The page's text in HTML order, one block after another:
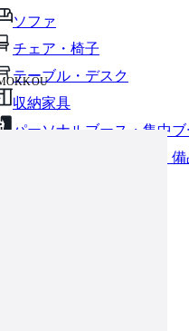
ソファ
チェア・椅子
テーブル・デスク
収納家具
パーソナルブース・集中
オフィスアクセサリー・
カートに追加できます